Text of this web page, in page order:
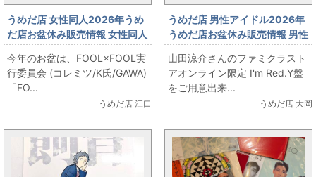
うめだ店 女性同人2026年うめ
だ店お盆休み販売情報 女性同人
誌コーナー FOOL×FOOL実行委
員会 (コレミツ/K氏/GAWA)
「FOOL×FOOL」をお出しま
す！
今年のお盆は、FOOL×FOOL実
行委員会 (コレミツ/K氏/GAWA)
「FO...
うめだ店 江口
うめだ店 男性アイドル2026年
うめだ店お盆休み販売情報 男性
アイドルコーナー 「山田涼介
Are You Red.Y?」 出します
山田涼介さんのファミクラスト
アオンライン限定 I'm Red.Y盤
をご用意出来...
うめだ店 大岡